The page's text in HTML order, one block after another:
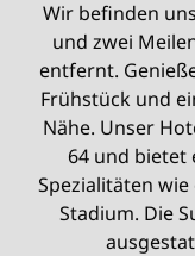
Wir befinden
und zwei
entfernt.
Frühstück und
Nähe. Unser
64 und bietet
Spezialitäten
Stadium. Die